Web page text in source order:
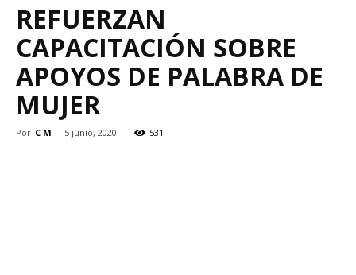
REFUERZAN
CAPACITACIÓN SOBRE
APOYOS DE PALABRA DE
MUJER
Por C M - 5 junio, 2020 531